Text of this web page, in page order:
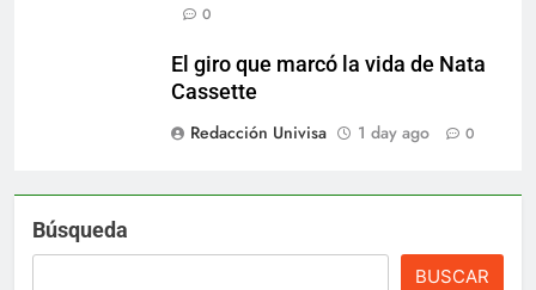
0
El giro que marcó la vida de Nata
Cassette
Redacción Univisa
1 day ago 0
Búsqueda
BUSCAR